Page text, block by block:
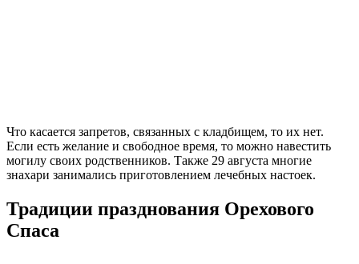
Что касается запретов, связанных с кладбищем, то их нет.
Если есть желание и свободное время, то можно навестить
могилу своих родственников. Также 29 августа многие
знахари занимались приготовлением лечебных настоек.
Традиции празднования Орехового
Спаса